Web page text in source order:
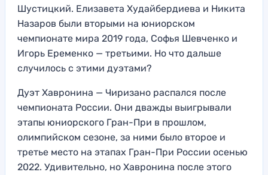
Шустицкий. Елизавета Худайбердиева и Никита
Назаров были вторыми на юниорском
чемпионате мира 2019 года, Софья Шевченко и
Игорь Еременко — третьими. Но что дальше
случилось с этими дуэтами?
Дуэт Хавронина — Чиризано распался после
чемпионата России. Они дважды выигрывали
этапы юниорского Гран-При в прошлом,
олимпийском сезоне, за ними было второе и
третье место на этапах Гран-При России осенью
2022. Удивительно, но Хавронина после этого